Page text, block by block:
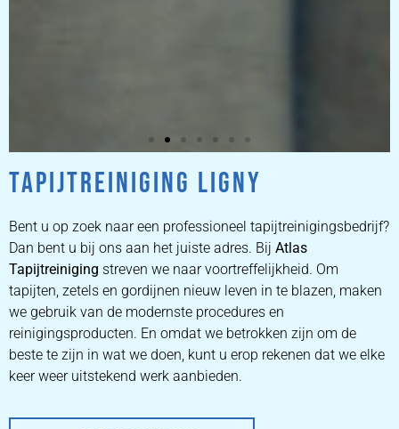
ZETEL
REINIGEN
ZETEL REINIGEN DOOR
PROFESSIONALS
PRIJZEN
TAPIJTREINIGING LIGNY
Bent u op zoek naar een professioneel tapijtreinigingsbedrijf?
Dan bent u bij ons aan het juiste adres. Bij Atlas
Tapijtreiniging streven we naar voortreffelijkheid. Om
tapijten, zetels en gordijnen nieuw leven in te blazen, maken
we gebruik van de modernste procedures en
reinigingsproducten. En omdat we betrokken zijn om de
beste te zijn in wat we doen, kunt u erop rekenen dat we elke
keer weer uitstekend werk aanbieden.